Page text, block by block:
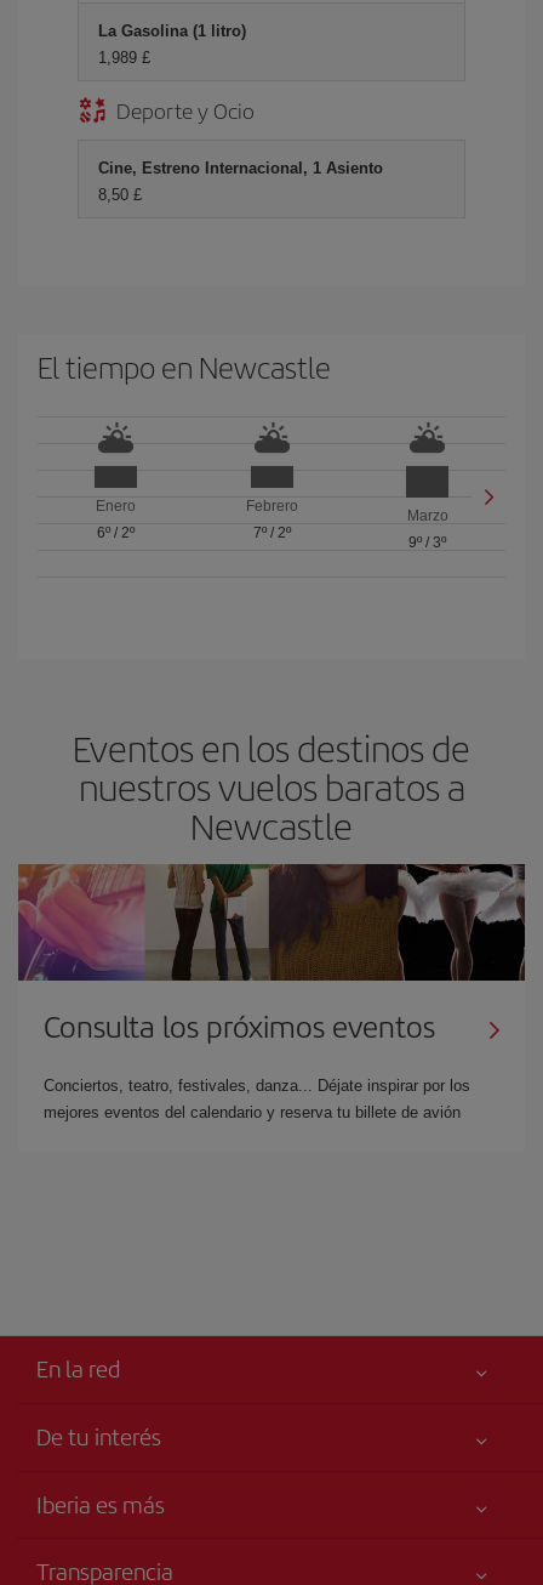
La Gasolina (1 litro)
1,989 £
Deporte y Ocio
Cine, Estreno Internacional, 1 Asiento
8,50 £
El tiempo en Newcastle
Enero
6º/ 2º
Febrero
7º/ 2º
Marzo
9º /3º
Eventos en los destinos de
nuestros vuelos baratos a
Newcastle
Consulta los próximos eventos
Conciertos, teatro, festivales, danza... Déjate inspirar por los
mejores eventos del calendario y reserva tu billete de avión
En la red
De tu interés
Accesibilidad
Iberia es más
Transparencia